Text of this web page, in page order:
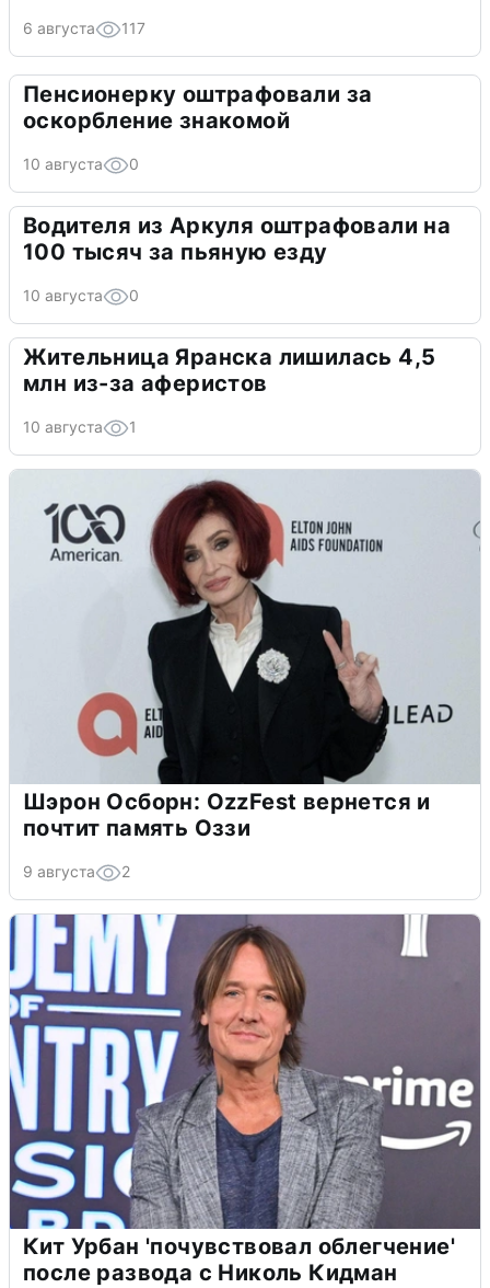
6 августа 117
Пенсионерку оштрафовали за
оскорбление знакомой
10 августа 0
Водителя из Аркуля оштрафовали на
100 тысяч за пьяную езду
10 августа 0
Жительница Яранска лишилась 4,5
млн из-за аферистов
10 августа 1
Шэрон Осборн: OzzFest вернется и
почтит память Оззи
9 августа 2
Кит Урбан 'почувствовал облегчение'
после развода с Николь Кидман